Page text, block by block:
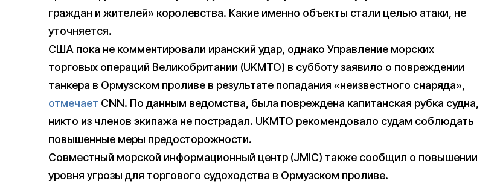
граждан и жителей» королевства. Какие именно объекты стали целью атаки, не
уточняется.
США пока не комментировали иранский удар, однако Управление морских
торговых операций Великобритании (UKMTO) в субботу заявило о повреждении
танкера в Ормузском проливе в результате попадания «неизвестного снаряда»,
отмечает CNN. По данным ведомства, была повреждена капитанская рубка судна,
никто из членов экипажа не пострадал. UKMTO рекомендовало судам соблюдать
повышенные меры предосторожности.
Совместный морской информационный центр (JMIC) также сообщил о повышении
уровня угрозы для торгового судоходства в Ормузском проливе.